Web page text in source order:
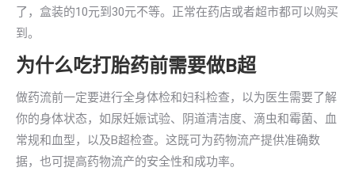
了，盒装的10元到30元不等。正常在药店或者超市都可以购买
到。
为什么吃打胎药前需要做B超
做药流前一定要进行全身体检和妇科检查，以为医生需要了解
你的身体状态，如尿妊娠试验、阴道清洁度、滴虫和霉菌、血
常规和血型，以及B超检查。这既可为药物流产提供准确数
据，也可提高药物流产的安全性和成功率。